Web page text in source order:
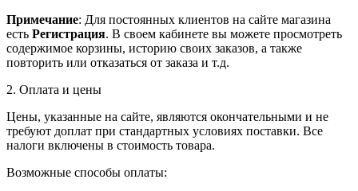
Примечание: Для постоянных клиентов на сайте магазина
есть Регистрация. В своем кабинете вы можете просмотреть
содержимое корзины, историю своих заказов, а также
повторить или отказаться от заказа и т.д.
2. Оплата и цены
Цены, указанные на сайте, являются окончательными и не
требуют доплат при стандартных условиях поставки. Все
налоги включены в стоимость товара.
Возможные способы оплаты: